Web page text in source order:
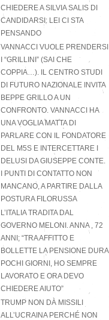
CHIEDERE A SILVIA SALIS DI
CANDIDARSI: LEI CI STA
PENSANDO
VANNACCI VUOLE PRENDERSI
I “GRILLINI” (SAI CHE
COPPIA…). IL CENTRO STUDI
DI FUTURO NAZIONALE INVITA
BEPPE GRILLO A UN
CONFRONTO. VANNACCI HA
UNA VOGLIA MATTA DI
PARLARE CON IL FONDATORE
DEL M5S E INTERCETTARE I
DELUSI DA GIUSEPPE CONTE.
I PUNTI DI CONTATTO NON
MANCANO, A PARTIRE DALLA
POSTURA FILORUSSA
L’ITALIA TRADITA DAL
GOVERNO MELONI. ANNA , 72
ANNI; “TRA AFFITTO E
BOLLETTE LA PENSIONE DURA
POCHI GIORNI, HO SEMPRE
LAVORATO E ORA DEVO
CHIEDERE AIUTO”
TRUMP NON DÀ MISSILI
ALL’UCRAINA PERCHÉ NON